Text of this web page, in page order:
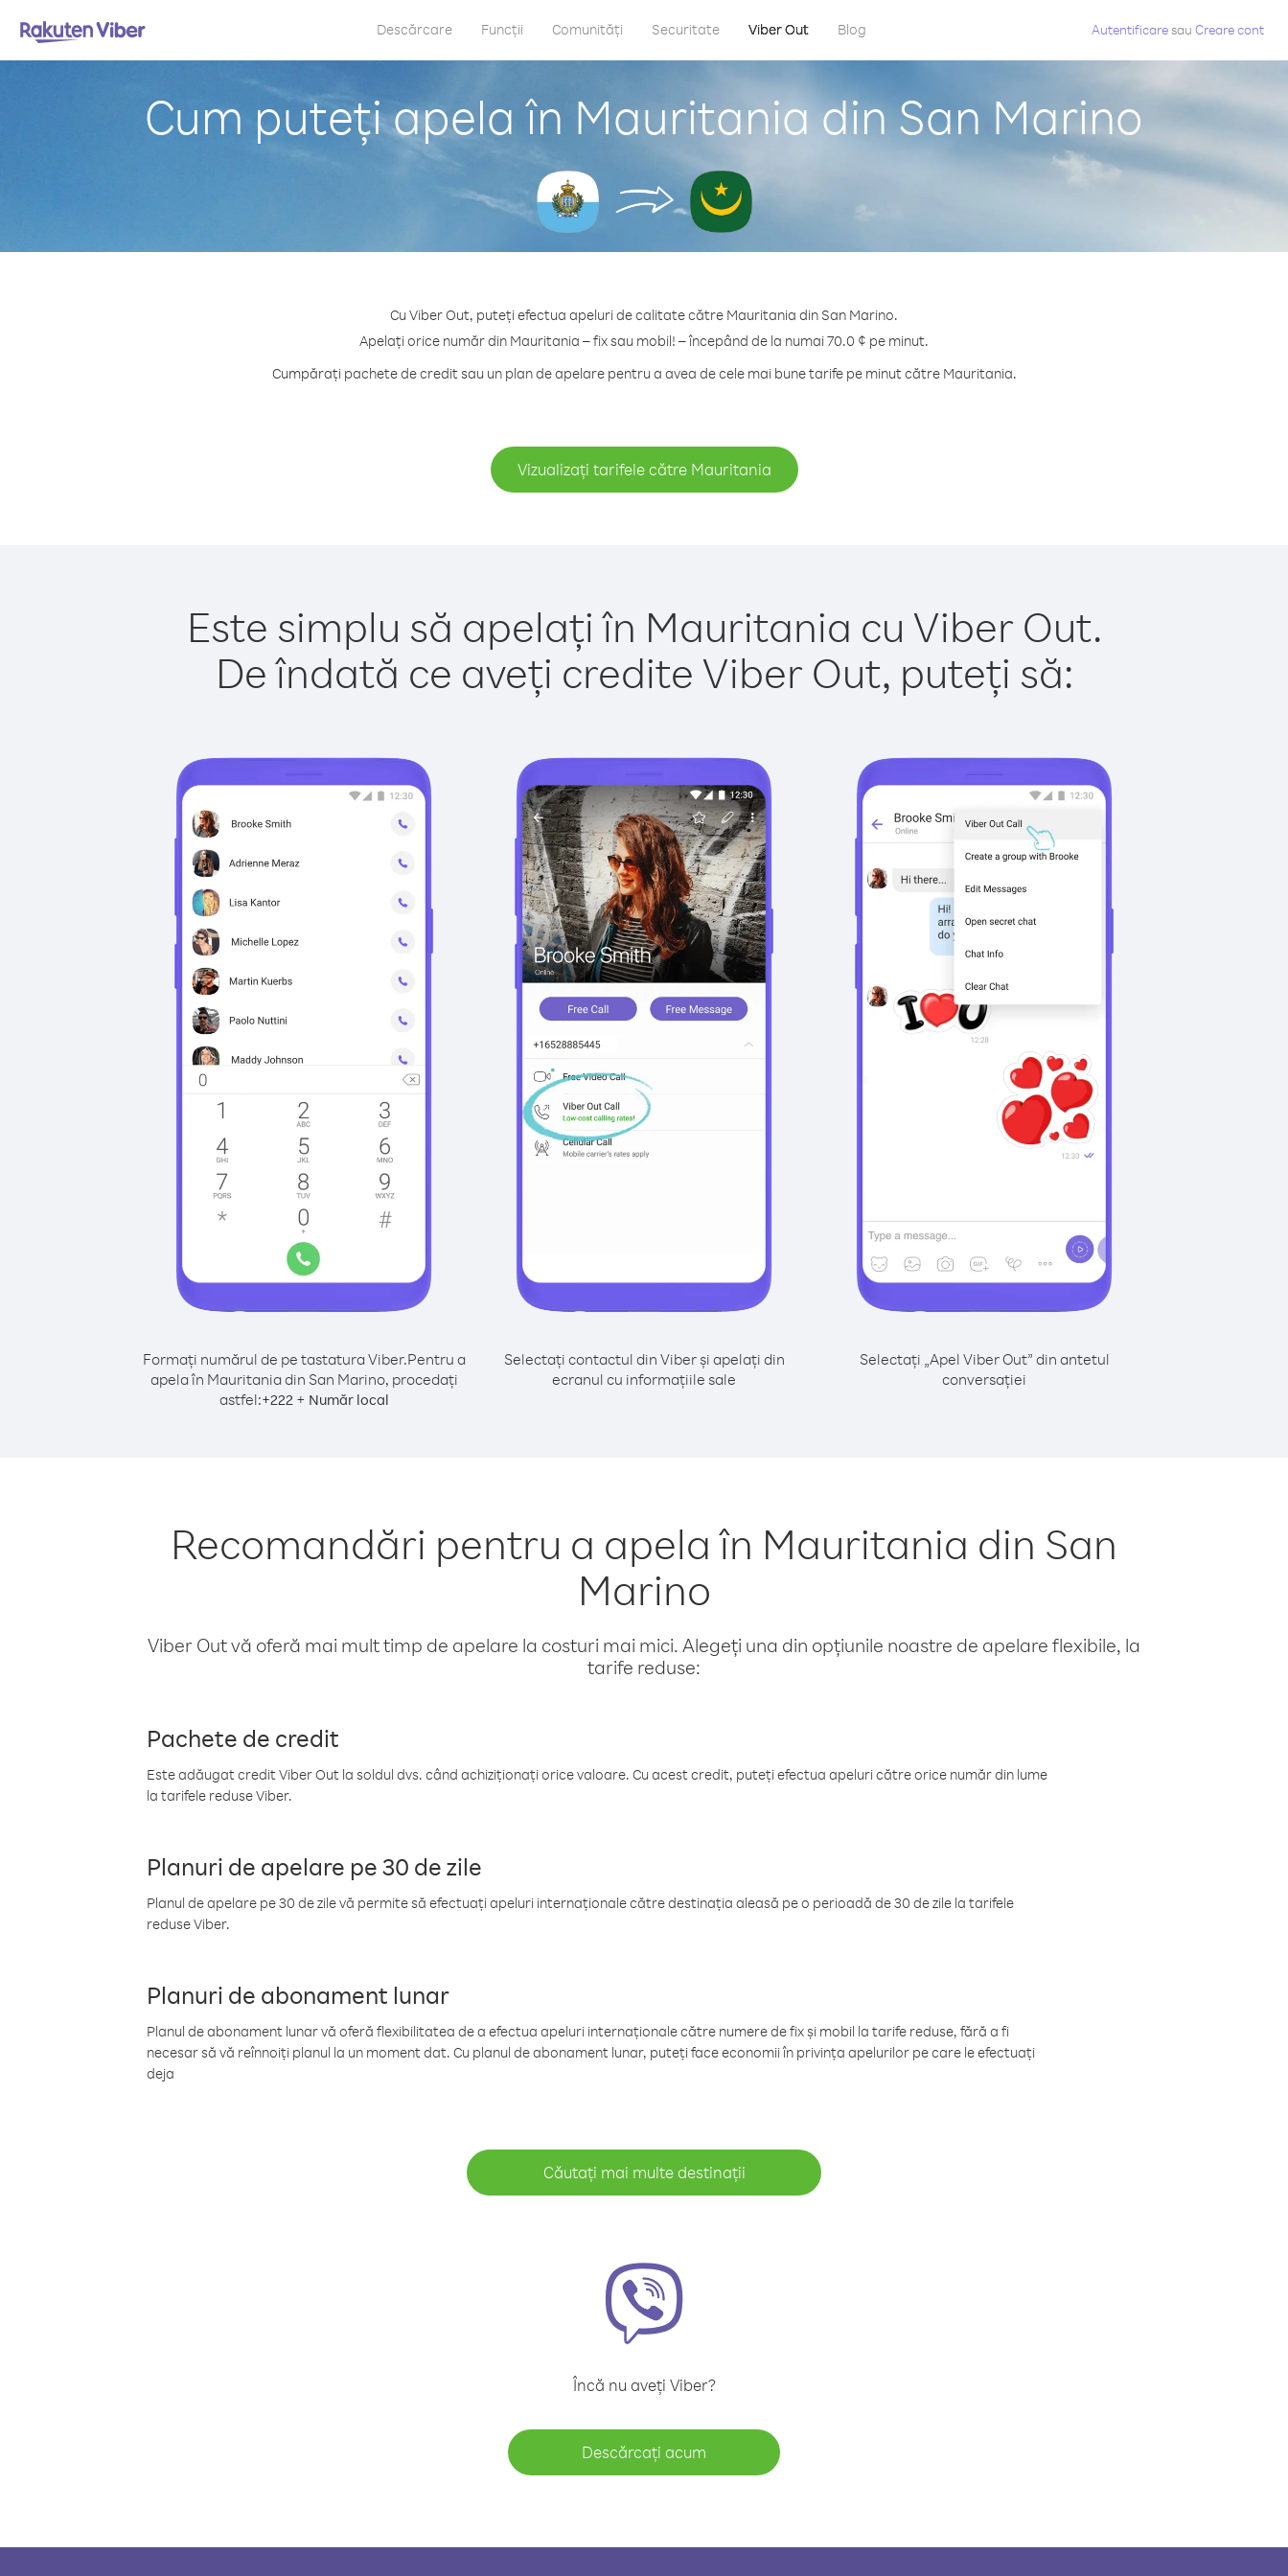
Descărcare Funcții Comunități Securitate Viber Out Blog Autentificaresau Creare cont
Cum puteți apela în Mauritania din San Marino
Cu Viber Out, puteți efectua apeluri de calitate către Mauritania din San Marino.
Apelați orice număr din Mauritania – fix sau mobil! – începând de la numai 70.0 ¢ pe minut.
Cumpărați pachete de credit sau un plan de apelare pentru a avea de cele mai bune tarife pe minut către Mauritania.
Vizualizați tarifele către Mauritania
Este simplu să apelați în Mauritania cu Viber Out.
De îndată ce aveți credite Viber Out, puteți să:
Formați numărul de pe tastatura Viber.Pentru a
apela în Mauritania din San Marino, procedați
astfel:+222+ Număr local
Selectați contactul din Viber și apelați din
ecranul cu informațiile sale
Selectați „Apel Viber Out” din antetul
conversației
Recomandări pentru a apela în Mauritania din San
Marino
Viber Out vă oferă mai mult timp de apelare la costuri mai mici. Alegeți una din opțiunile noastre de apelare flexibile, la
tarife reduse:
Pachete de credit
Este adăugat credit Viber Out la soldul dvs. când achiziționați orice valoare. Cu acest credit, puteți efectua apeluri către orice număr din lume
la tarifele reduse Viber.
Planuri de apelare pe 30 de zile
Planul de apelare pe 30 de zile vă permite să efectuați apeluri internaționale către destinația aleasă pe o perioadă de 30 de zile la tarifele
reduse Viber.
Planuri de abonament lunar
Planul de abonament lunar vă oferă flexibilitatea de a efectua apeluri internaționale către numere de fix și mobil la tarife reduse, fără a fi
necesar să vă reînnoiți planul la un moment dat. Cu planul de abonament lunar, puteți face economii în privința apelurilor pe care le efectuați
deja
Căutați mai multe destinații
Încă nu aveți Viber?
Descărcați acum